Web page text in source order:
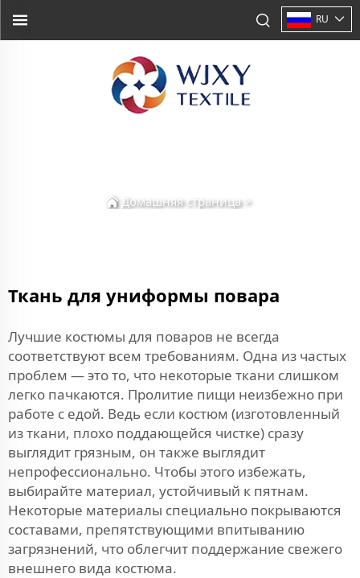
RU
Домашняя страница>
Ткань для униформы повара
Лучшие костюмы для поваров не всегда
соответствуют всем требованиям. Одна из частых
проблем — это то, что некоторые ткани слишком
легко пачкаются. Пролитие пищи неизбежно при
работе с едой. Ведь если костюм (изготовленный
из ткани, плохо поддающейся чистке) сразу
выглядит грязным, он также выглядит
непрофессионально. Чтобы этого избежать,
выбирайте материал, устойчивый к пятнам.
Некоторые материалы специально покрываются
составами, препятствующими впитыванию
загрязнений, что облегчит поддержание свежего
внешнего вида костюма.